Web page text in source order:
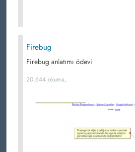
Firebug
Firebug anlatımı ödevi
20,644 okuma,